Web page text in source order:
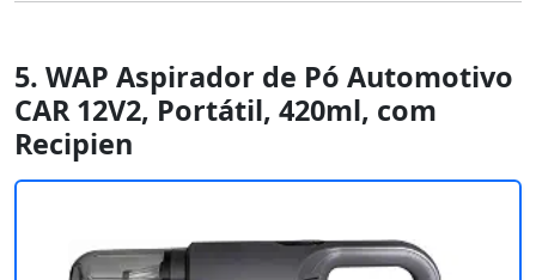
5. WAP Aspirador de Pó Automotivo
CAR 12V2, Portátil, 420ml, com
Recipien